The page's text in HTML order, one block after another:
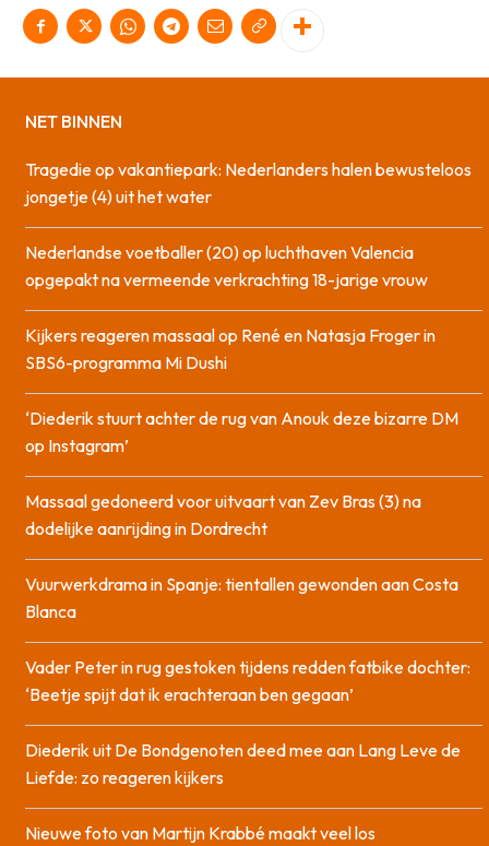
NET BINNEN
Tragedie op vakantiepark: Nederlanders halen bewusteloos
jongetje (4) uit het water
Nederlandse voetballer (20) op luchthaven Valencia
opgepakt na vermeende verkrachting 18-jarige vrouw
Kijkers reageren massaal op René en Natasja Froger in
SBS6-programma Mi Dushi
‘Diederik stuurt achter de rug van Anouk deze bizarre DM
op Instagram’
Massaal gedoneerd voor uitvaart van Zev Bras (3) na
dodelijke aanrijding in Dordrecht
Vuurwerkdrama in Spanje: tientallen gewonden aan Costa
Blanca
Vader Peter in rug gestoken tijdens redden fatbike dochter:
‘Beetje spijt dat ik erachteraan ben gegaan’
Diederik uit De Bondgenoten deed mee aan Lang Leve de
Liefde: zo reageren kijkers
Nieuwe foto van Martijn Krabbé maakt veel los